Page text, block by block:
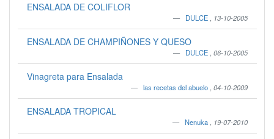
ENSALADA DE COLIFLOR
DULCE 13-10-2005
ENSALADA DE CHAMPIÑONES Y QUESO
DULCE 06-10-2005
Vinagreta para Ensalada
las recetas del abuelo 04-10-2009
ENSALADA TROPICAL
Nenuka 19-07-2010